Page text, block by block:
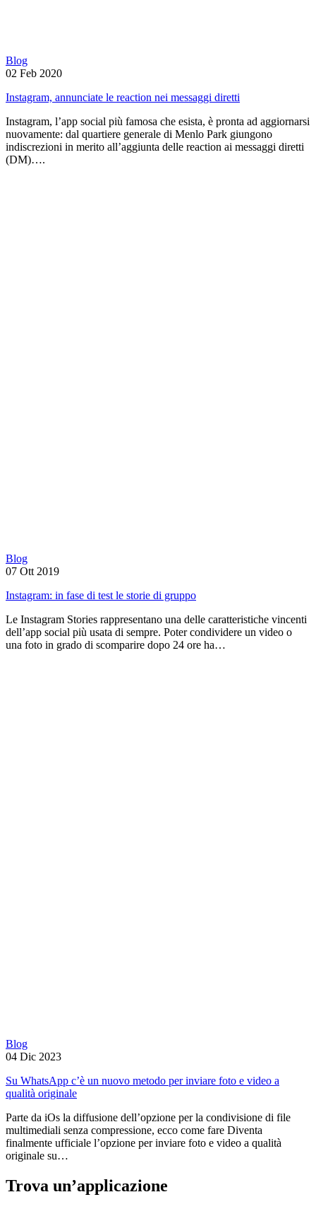
Blog
02 Feb 2020
Instagram, annunciate le reaction nei messaggi diretti
Instagram, l’app social più famosa che esista, è pronta ad aggiornarsi
nuovamente: dal quartiere generale di Menlo Park giungono
indiscrezioni in merito all’aggiunta delle reaction ai messaggi diretti
(DM)….
Blog
07 Ott 2019
Instagram: in fase di test le storie di gruppo
Le Instagram Stories rappresentano una delle caratteristiche vincenti
dell’app social più usata di sempre. Poter condividere un video o
una foto in grado di scomparire dopo 24 ore ha…
Blog
04 Dic 2023
Su WhatsApp c’è un nuovo metodo per inviare foto e video a
qualità originale
Parte da iOs la diffusione dell’opzione per la condivisione di file
multimediali senza compressione, ecco come fare Diventa
finalmente ufficiale l’opzione per inviare foto e video a qualità
originale su…
Trova un’applicazione